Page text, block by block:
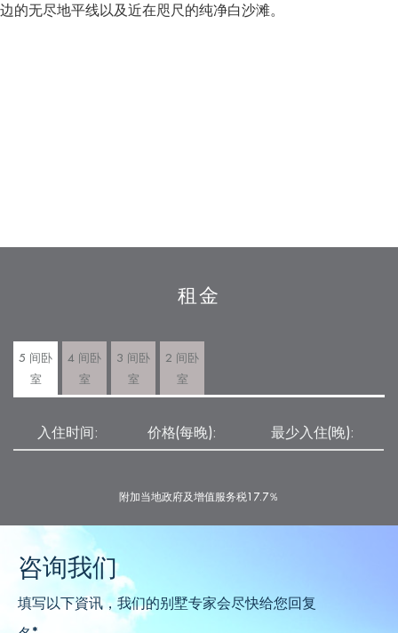
边的无尽地平线以及近在咫尺的纯净白沙滩。
租金
5 间卧
室
4 间卧
室
3 间卧
室
2 间卧
室
入住时间: 价格(每晚): 最少入住(晚):
附加当地政府及增值服务税17.7％
咨询我们
填写以下資讯，我们的别墅专家会尽快给您回复